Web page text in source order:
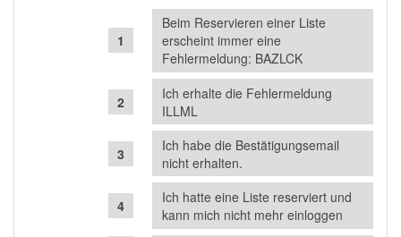
Beim Reservieren einer Liste
erscheint immer eine
Fehlermeldung: BAZLCK
Ich erhalte die Fehlermeldung
ILLML
Ich habe die Bestätigungsemail
nicht erhalten.
Ich hatte eine Liste reserviert und
kann mich nicht mehr einloggen